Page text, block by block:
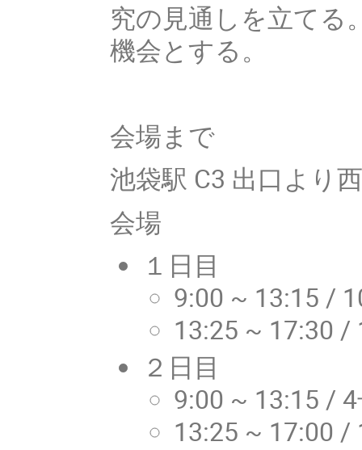
究の見通しを立てる
機会とする。
会場まで
池袋駅 C3 出口より
会場
１日目
9:00 ~ 13:15 /
13:25 ~ 17:30 /
２日目
9:00 ~ 13:15 /
13:25 ~ 17:00 /